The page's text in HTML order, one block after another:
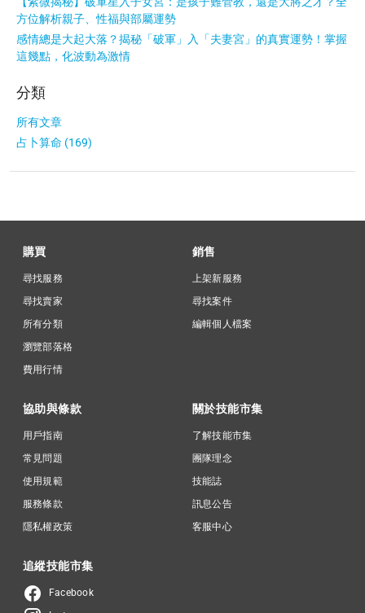
方位解析親子、性福與部屬運勢
感情總是大起大落？揭秘「破軍」入「夫妻宮」的真實運勢！掌握
這幾點，化波動為激情
分類
所有文章
占卜算命 (169)
購買
尋找服務
尋找賣家
所有分類
瀏覽部落格
費用行情
銷售
上架新服務
尋找案件
編輯個人檔案
協助與條款
用戶指南
常見問題
使用規範
服務條款
隱私權政策
關於技能市集
了解技能市集
團隊理念
技能誌
訊息公告
客服中心
追縱技能市集
Facebook